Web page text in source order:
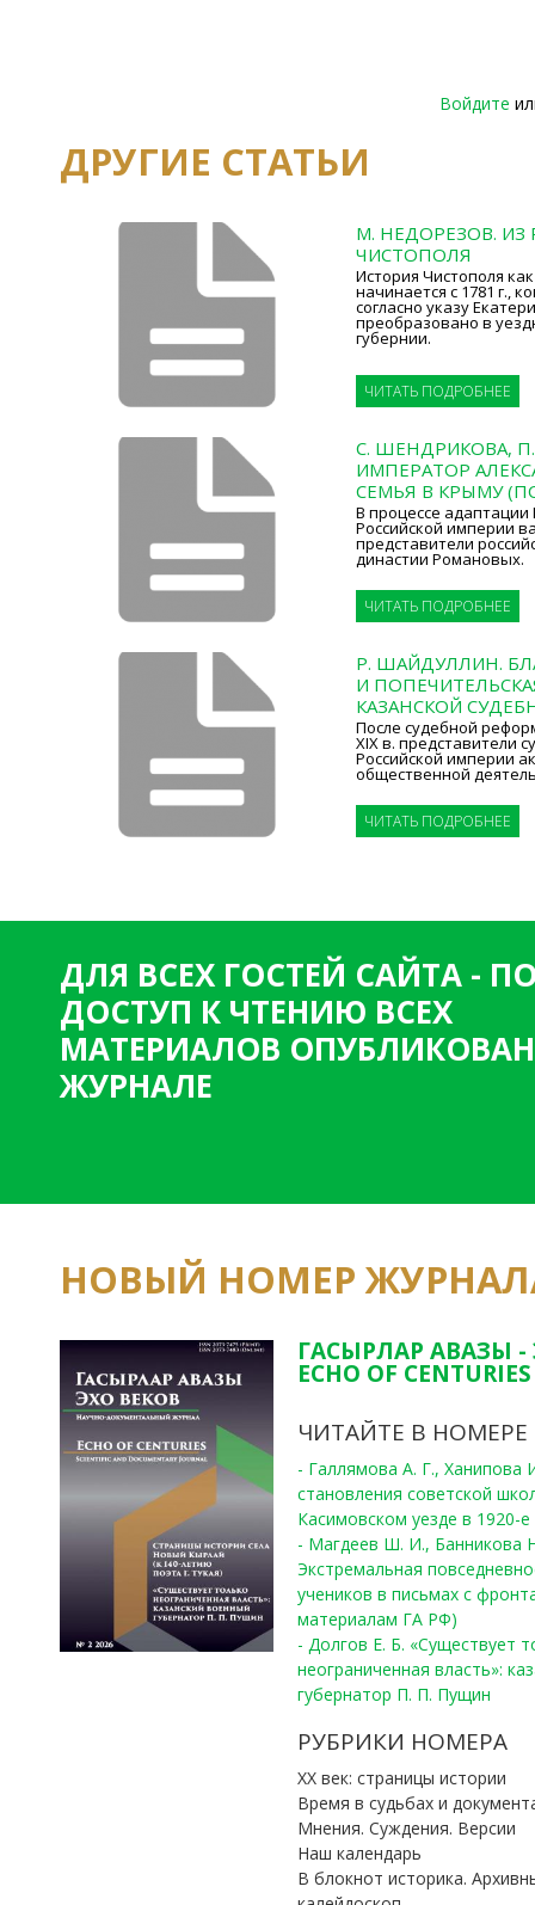
Войдите
ДРУГИЕ СТАТЬИ
М. НЕДОРЕЗОВ.
ЧИСТОПОЛЯ
История Чистополя
начинается с 1781 г.,
согласно указу
преобразовано в
губернии.
ЧИТАТЬ ПОДРОБНЕЕ
С. ШЕНДРИКОВА,
ИМПЕРАТОР
СЕМЬЯ В КРЫМУ
В процессе
Российской империи
представители
династии Романовых.
ЧИТАТЬ ПОДРОБНЕЕ
Р. ШАЙДУЛЛИН.
И
КАЗАНСКОЙ
После судебной
XIX в. представители
Российской империи
общественной
ЧИТАТЬ ПОДРОБНЕЕ
ДЛЯ ВСЕХ ГОСТЕЙ САЙТА -
ДОСТУП К ЧТЕНИЮ ВСЕХ
МАТЕРИАЛОВ
ЖУРНАЛЕ
НОВЫЙ НОМЕР
ГАСЫРЛАР АВАЗЫ -
ECHO OF
ЧИТАЙТЕ В НОМЕРЕ
- Галлямова А. Г.,
становления советской
Касимовском уезде в 1920-е
- Магдеев Ш. И., Банникова
Экстремальная
учеников в письмах с
материалам ГА РФ)
- Долгов Е. Б. «Существует
неограниченная власть»:
губернатор П. П. Пущин
РУБРИКИ НОМЕРА
ХХ век: страницы истории
Время в судьбах и
Мнения. Суждения. Версии
Наш календарь
В блокнот историка.